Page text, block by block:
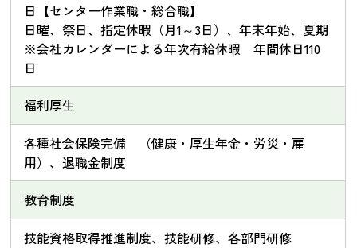
日【センター作業職・総合職】
日曜、祭日、指定休暇（月1～3日）、年末年始、夏期
※会社カレンダーによる年次有給休暇 年間休日110
日
福利厚生
各種社会保険完備 （健康・厚生年金・労災・雇
用）、退職金制度
教育制度
技能資格取得推進制度、技能研修、各部門研修